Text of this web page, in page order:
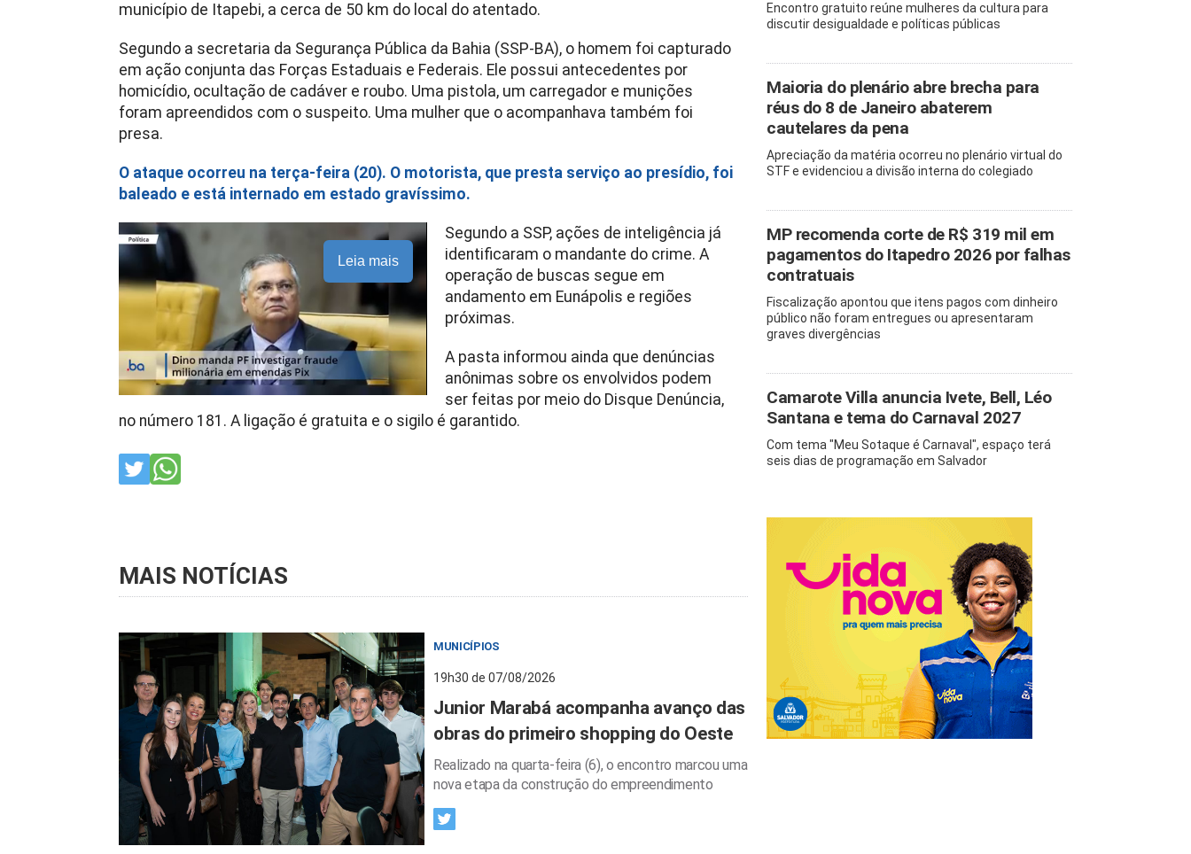
município de Itapebi, a cerca de 50 km do local do atentado.
Segundo a secretaria da Segurança Pública da Bahia (SSP-BA), o homem foi capturado
em ação conjunta das Forças Estaduais e Federais. Ele possui antecedentes por
homicídio, ocultação de cadáver e roubo. Uma pistola, um carregador e munições
foram apreendidos com o suspeito. Uma mulher que o acompanhava também foi
presa.
O ataque ocorreu na terça-feira (20). O motorista, que presta serviço ao presídio, foi
baleado e está internado em estado gravíssimo.
Leia mais
Segundo a SSP, ações de inteligência já
identificaram o mandante do crime. A
operação de buscas segue em
andamento em Eunápolis e regiões
próximas.
A pasta informou ainda que denúncias
anônimas sobre os envolvidos podem
ser feitas por meio do Disque Denúncia,
no número 181. A ligação é gratuita e o sigilo é garantido.
MAIS NOTÍCIAS
MUNICÍPIOS
19h30 de 07/08/2026
Junior Marabá acompanha avanço das
obras do primeiro shopping do Oeste
Realizado na quarta-feira (6), o encontro marcou uma
nova etapa da construção do empreendimento
Encontro gratuito reúne mulheres da cultura para
discutir desigualdade e políticas públicas
Maioria do plenário abre brecha para
réus do 8 de Janeiro abaterem
cautelares da pena
Apreciação da matéria ocorreu no plenário virtual do
STF e evidenciou a divisão interna do colegiado
MP recomenda corte de R$ 319 mil em
pagamentos do Itapedro 2026 por falhas
contratuais
Fiscalização apontou que itens pagos com dinheiro
público não foram entregues ou apresentaram
graves divergências
Camarote Villa anuncia Ivete, Bell, Léo
Santana e tema do Carnaval 2027
Com tema "Meu Sotaque é Carnaval", espaço terá
seis dias de programação em Salvador